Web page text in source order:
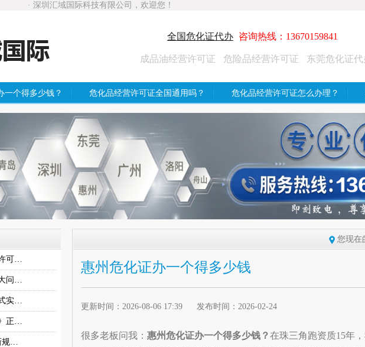
· 深圳汇域国际科技有限公司，欢迎您！
全国危化证代办 咨询热线：13670159841
成品油经营许可证 危险品经营许可证 东莞危化证代
一个得多少钱？ 危化品经营许可证全国通用吗？ 危化品经营许可证怎么办理？
深圳南山危化品经营许可证具体办
危化证办理常见的十大问题指南
危险化学品安全法正式实施，无仓
《危险化学品安全法》正式施行：
北京企业注意：5月新规！5种化学品
您现在
惠州危化证办一个得多少钱
更新时间：2026-08-06 17:39 发布时间：2026-02-24
很多老板问我： 惠州危化证办一个得多少钱？在珠三角跑资质15年